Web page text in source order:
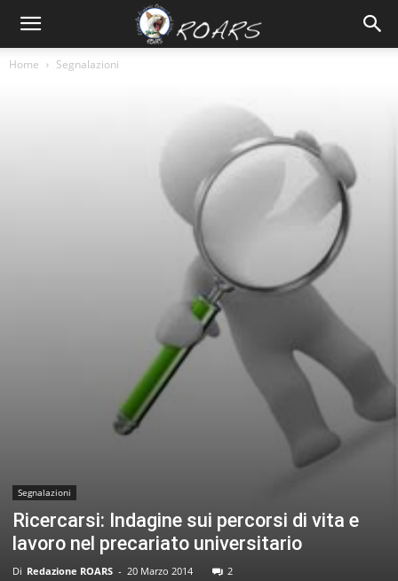
Home Segnalazioni
Segnalazioni
Ricercarsi: Indagine sui percorsi di vita e
lavoro nel precariato universitario
Di Redazione ROARS - 20 Marzo 2014 2